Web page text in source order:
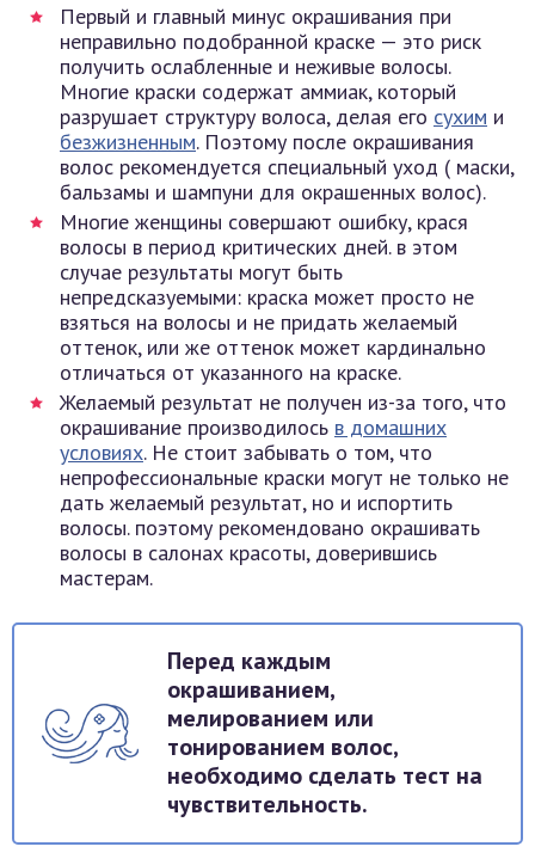
Первый и главный минус окрашивания при
неправильно подобранной краске — это риск
получить ослабленные и неживые волосы.
Многие краски содержат аммиак, который
разрушает структуру волоса, делая его сухим и
безжизненным. Поэтому после окрашивания
волос рекомендуется специальный уход ( маски,
бальзамы и шампуни для окрашенных волос).
Многие женщины совершают ошибку, крася
волосы в период критических дней. в этом
случае результаты могут быть
непредсказуемыми: краска может просто не
взяться на волосы и не придать желаемый
оттенок, или же оттенок может кардинально
отличаться от указанного на краске.
Желаемый результат не получен из-за того, что
окрашивание производилось в домашних
условиях. Не стоит забывать о том, что
непрофессиональные краски могут не только не
дать желаемый результат, но и испортить
волосы. поэтому рекомендовано окрашивать
волосы в салонах красоты, доверившись
мастерам.
Перед каждым
окрашиванием,
мелированием или
тонированием волос,
необходимо сделать тест на
чувствительность.